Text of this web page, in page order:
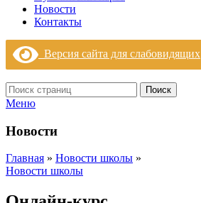
Новости
Контакты
Версия сайта для слабовидящих
Поиск
Меню
Новости
Главная » Новости школы »
Новости школы